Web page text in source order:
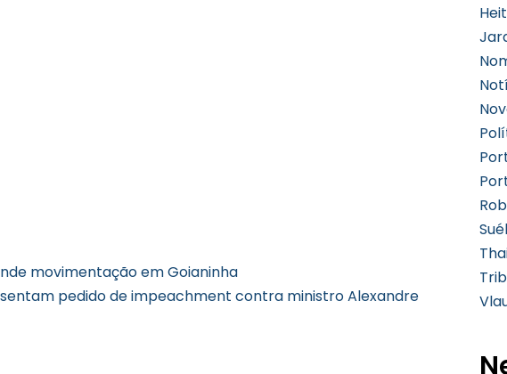
movimentação em Goianinha
pedido de impeachment contra ministro Alexandre